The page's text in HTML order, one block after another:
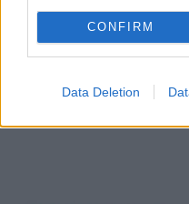
CONFIRM
Data Deletion